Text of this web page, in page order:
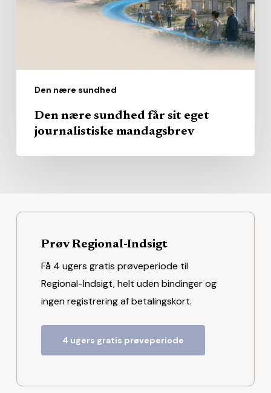
Den nære sundhed
Den nære sundhed får sit eget
journalistiske mandagsbrev
Prøv Regional-Indsigt
Få 4 ugers gratis prøveperiode til
Regional-Indsigt, helt uden bindinger og
ingen registrering af betalingskort.
4 ugers gratis prøveperiode